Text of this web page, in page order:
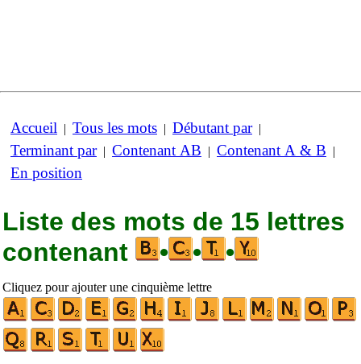
Accueil | Tous les mots | Débutant par|
Terminant par| Contenant AB | Contenant A & B |
En position
Liste des mots de 15 lettres
contenant
• • •
Cliquez pour ajouter une cinquième lettre